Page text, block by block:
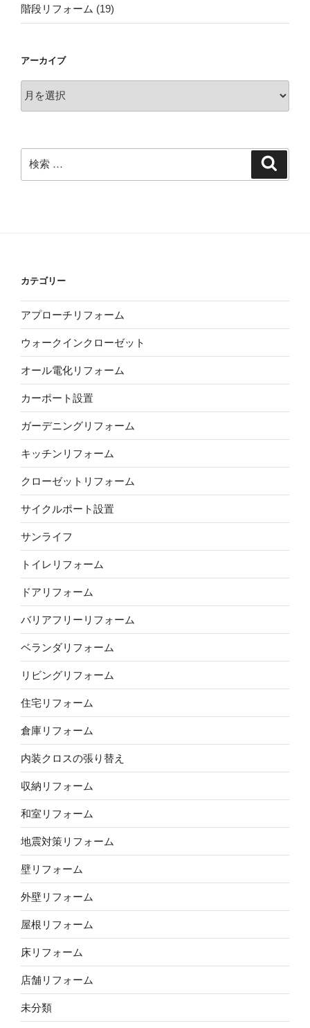
階段リフォーム (19)
アーカイブ
ー
索:
カテゴリー
アプローチリフォーム
ウォークインクローゼット
オール電化リフォーム
カーポート設置
ガーデニングリフォーム
キッチンリフォーム
クローゼットリフォーム
サイクルポート設置
サンライフ
トイレリフォーム
ドアリフォーム
バリアフリーリフォーム
ベランダリフォーム
リビングリフォーム
住宅リフォーム
倉庫リフォーム
内装クロスの張り替え
収納リフォーム
和室リフォーム
地震対策リフォーム
壁リフォーム
外壁リフォーム
屋根リフォーム
床リフォーム
店舗リフォーム
未分類